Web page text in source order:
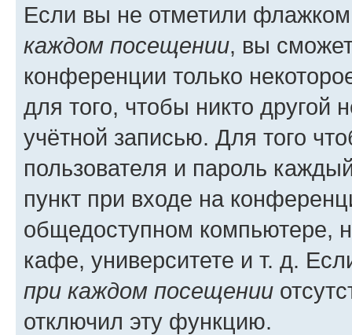
Если вы не отметили
каждом посещении, вы
конференции только
для того, чтобы никто другой
учётной записью. Для того
пользователя и пароль
пункт при входе на
общедоступном компьютере,
кафе, университете и т. д.
при каждом посещении
отключил эту функцию.